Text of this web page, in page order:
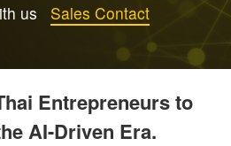
us Sales Contact
Entrepreneurs to
AI-Driven Era.